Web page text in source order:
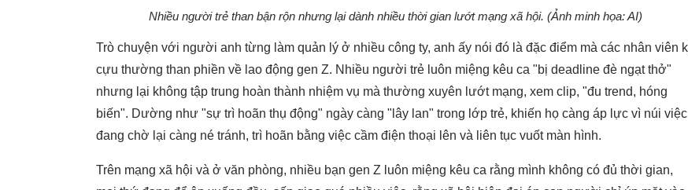
Nhiều người trẻ than bận rộn nhưng lại dành nhiều thời gian lướt mạng xã hội. (Ảnh minh họa: AI)
Trò chuyện với người anh từng làm quản lý ở nhiều công ty, anh ấy nói đó là đặc điểm mà các nhân viên
cựu thường than phiền về lao động gen Z. Nhiều người trẻ luôn miệng kêu ca "bị deadline đè ngạt thở"
nhưng lại không tập trung hoàn thành nhiệm vụ mà thường xuyên lướt mạng, xem clip, "đu trend, hóng
biến". Dường như "sự trì hoãn thụ động" ngày càng "lây lan" trong lớp trẻ, khiến họ càng áp lực vì núi việc
đang chờ lại càng né tránh, trì hoãn bằng việc cầm điện thoại lên và liên tục vuốt màn hình.
Trên mạng xã hội và ở văn phòng, nhiều bạn gen Z luôn miệng kêu ca rằng mình không có đủ thời gian,